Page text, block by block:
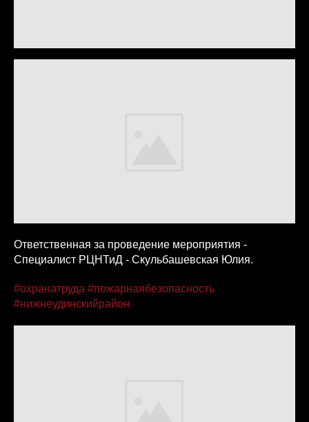
Ответственная за проведение мероприятия -
Специалист РЦНТиД - Скульбашевская Юлия.
#охранатруда #пожарнаябезопасность
#нижнеудинскийрайон